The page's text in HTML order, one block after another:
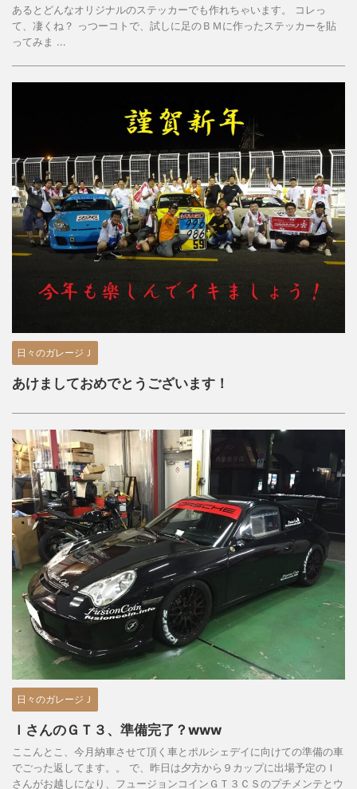
あるとどんなオリジナルのステッカーでも作れちゃいます。 コレっ
て、凄くね？ っつーコトで、試しに足のＢＭに作ったステッカーを貼
ってみま ...
日々のガレージＪ
あけましておめでとうございます！
日々のガレージＪ
ＩさんのＧＴ３、準備完了？www
ここんとこ、今月納車させて頂く車とポルシェデイに向けての準備の車
でごった返してます。。 で、昨日は夕方から９カップに出場予定のＩ
さんがお越しになり、フュージョンコインＧＴ３ＣＳのプチメンテとウ